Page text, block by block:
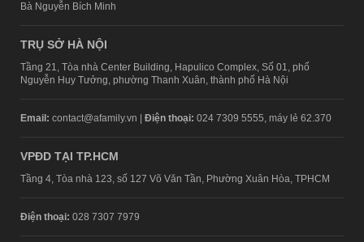
Bà Nguyễn Bích Minh
TRỤ SỞ HÀ NỘI
Tầng 21, Tòa nhà Center Building, Hapulico Complex, Số 01, phố
Nguyễn Huy Tưởng, phường Thanh Xuân, thành phố Hà Nội
Email: contact@afamily.vn | Điện thoại: 024 7309 5555, máy lẻ 62.370
VPĐD TẠI TP.HCM
Tầng 4, Tòa nhà 123, số 127 Võ Văn Tần, Phường Xuân Hòa, TPHCM
Điện thoại: 028 7307 7979